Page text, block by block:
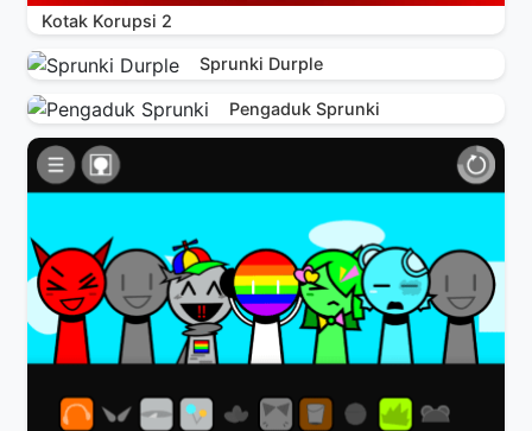
Kotak Korupsi 2
Sprunki Durple
Pengaduk Sprunki